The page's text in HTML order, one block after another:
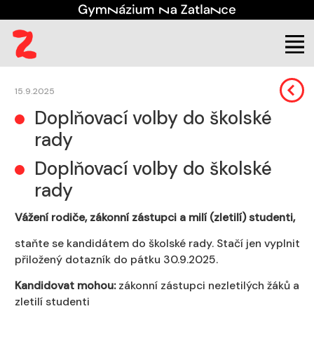
Aktuality
15.9.2025
Doplňovací volby do školské
rady
Doplňovací volby do školské
rady
Vážení rodiče, zákonní zástupci a milí (zletilí) studenti,
staňte se kandidátem do školské rady. Stačí jen vyplnit
přiložený dotazník do pátku 30.9.2025.
Kandidovat mohou:zákonní zástupci nezletilých žáků a
zletilí studenti